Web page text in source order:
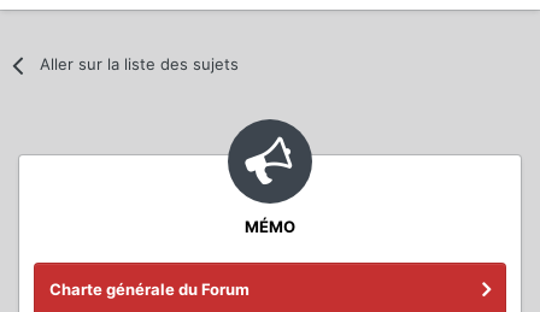
Aller sur la liste des sujets
MÉMO
Charte générale du Forum